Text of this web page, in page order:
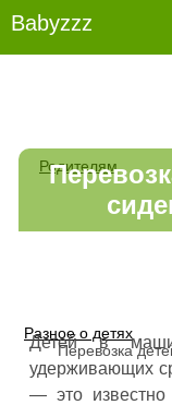
Babyzzz
Родителям
Разное о детях
Перевозка
Детей в
удерживающих
— это